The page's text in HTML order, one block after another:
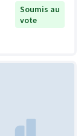
Soumis au
vote